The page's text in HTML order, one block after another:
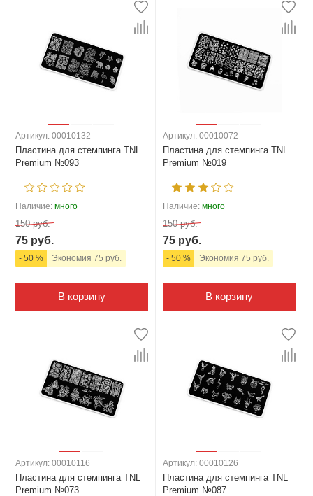
Артикул: 00010132
Пластина для стемпинга TNL
Premium №093
Наличие: много
150 руб.
75 руб.
- 50 % Экономия 75 руб.
В корзину
Артикул: 00010072
Пластина для стемпинга TNL
Premium №019
Наличие: много
150 руб.
75 руб.
- 50 % Экономия 75 руб.
В корзину
Артикул: 00010116
Пластина для стемпинга TNL
Premium №073
Артикул: 00010126
Пластина для стемпинга TNL
Premium №087